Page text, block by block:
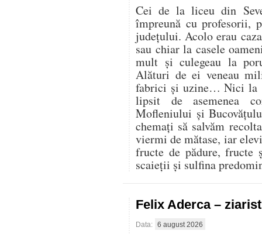
Cei de la liceu din
împreună cu profesorii,
județului. Acolo erau
sau chiar la casele
mult și culegeau la
Alături de ei veneau
fabrici și uzine… Nici la
lipsit de asemenea
Mofleniului și
chemați să salvăm
viermi de mătase, iar
fructe de pădure, fructe
scaieții și sulfina
Felix Aderca –
Data: 6 august 2026